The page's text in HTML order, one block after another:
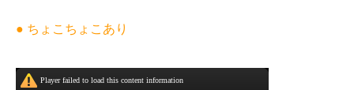
● ちょこちょこあり